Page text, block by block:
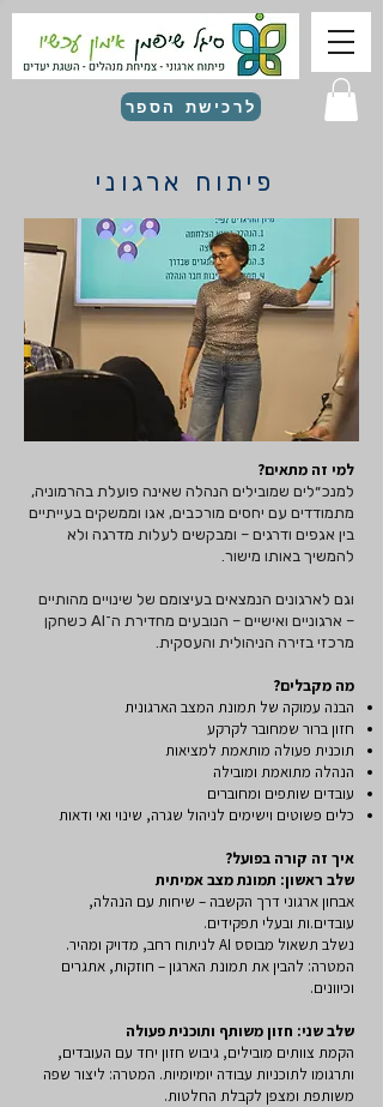
לרכישת הספר
למי זה מתאים?
למנכ״לים שמובילים הנהלה שאינה פועלת בהרמוניה,
מתמודדים עם יחסים מורכבים, אגו וממשקים בעייתיים
בין אגפים ודרגים – ומבקשים לעלות מדרגה ולא
להמשיך באותו מישור.
וגם לארגונים הנמצאים בעיצומם של שינויים מהותיים
– ארגוניים ואישיים – הנובעים מחדירת ה־AI כשחקן
מרכזי בזירה הניהולית והעסקית.
מה מקבלים?
הבנה עמוקה של תמונת המצב הארגונית
חזון ברור שמחובר לקרקע
תוכנית פעולה מותאמת למציאות
הנהלה מתואמת ומובילה
עובדים שותפים ומחוברים
כלים פשוטים וישימים לניהול שגרה, שינוי ואי ודאות
איך זה קורה בפועל?
שלב ראשון: תמונת מצב אמיתית
אבחון ארגוני דרך הקשבה – שיחות עם הנהלה,
עובדים.ות ובעלי תפקידים.
נשלב תשאול מבוסס AI לניתוח רחב, מדויק ומהיר.
המטרה: להבין את תמונת הארגון – חוזקות, אתגרים
וכיוונים.
שלב שני: חזון משותף ותוכנית פעולה
הקמת צוותים מובילים, גיבוש חזון יחד עם העובדים,
ותרגומו לתוכניות עבודה יומיומיות. המטרה: ליצור שפה
משותפת ומצפן לקבלת החלטות.